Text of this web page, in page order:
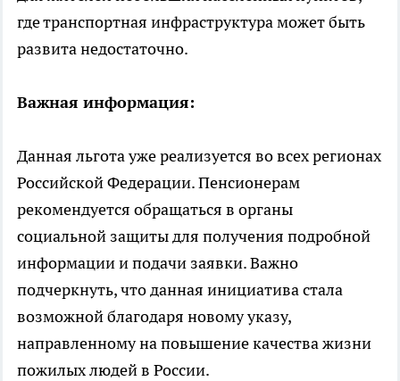
где транспортная инфраструктура может быть
развита недостаточно.
Важная информация:
Данная льгота уже реализуется во всех регионах
Российской Федерации. Пенсионерам
рекомендуется обращаться в органы
социальной защиты для получения подробной
информации и подачи заявки. Важно
подчеркнуть, что данная инициатива стала
возможной благодаря новому указу,
направленному на повышение качества жизни
пожилых людей в России.